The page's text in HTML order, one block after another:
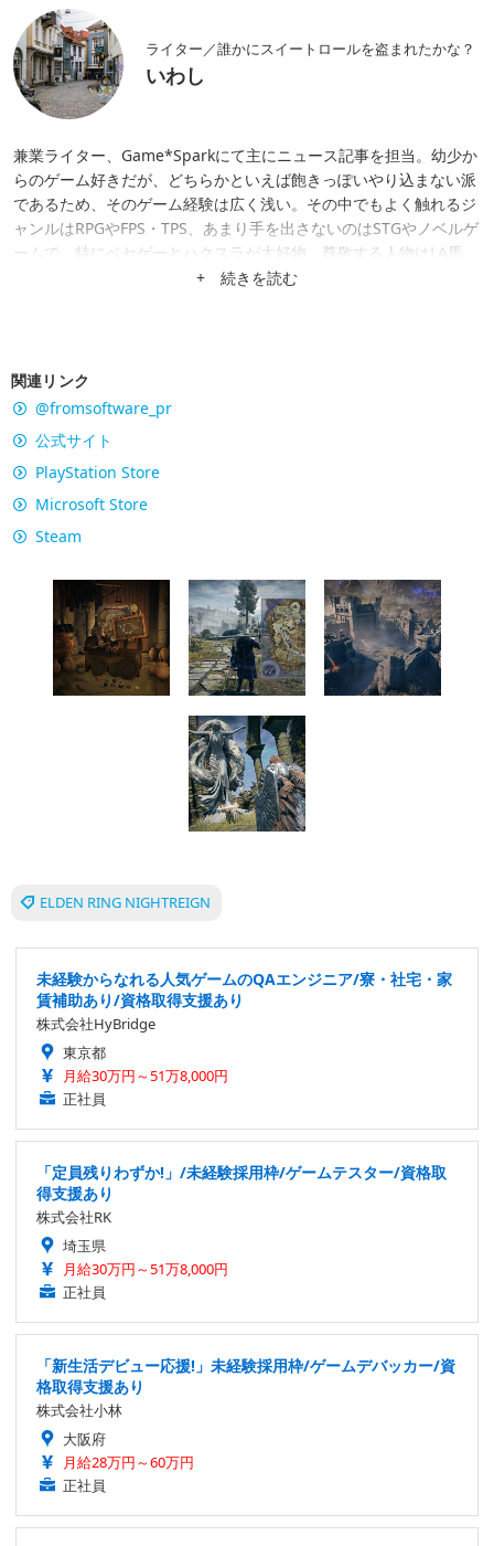
ライター／誰かにスイートロールを盗まれたかな？
いわし
兼業ライター、Game*Sparkにて主にニュース記事を担当。幼少か
らのゲーム好きだが、どちらかといえば飽きっぽいやり込まない派
であるため、そのゲーム経験は広く浅い。その中でもよく触れるジ
ャンルはRPGやFPS・TPS、あまり手を出さないのはSTGやノベルゲ
ームで、特にベセゲーとハクスラが大好物。尊敬する人物はLA馬
+ 続きを読む
関連リンク
@fromsoftware_pr
公式サイト
PlayStation Store
Microsoft Store
Steam
ELDEN RING NIGHTREIGN
未経験からなれる人気ゲームのQAエンジニア/寮・社宅・家
賃補助あり/資格取得支援あり
株式会社HyBridge
東京都
月給30万円～51万8,000円
正社員
「定員残りわずか!」/未経験採用枠/ゲームテスター/資格取
得支援あり
株式会社RK
埼玉県
月給30万円～51万8,000円
正社員
「新生活デビュー応援!」未経験採用枠/ゲームデバッカー/資
格取得支援あり
株式会社小林
大阪府
月給28万円～60万円
正社員